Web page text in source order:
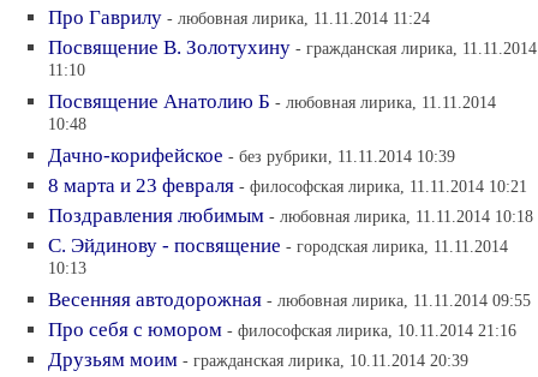
Про Гаврилу - любовная лирика, 11.11.2014 11:24
Посвящение В. Золотухину - гражданская лирика, 11.11.2014
11:10
Посвящение Анатолию Б - любовная лирика, 11.11.2014
10:48
Дачно-корифейское - без рубрики, 11.11.2014 10:39
8 марта и 23 февраля - философская лирика, 11.11.2014 10:21
Поздравления любимым - любовная лирика, 11.11.2014 10:18
С. Эйдинову - посвящение - городская лирика, 11.11.2014
10:13
Весенняя автодорожная - любовная лирика, 11.11.2014 09:55
Про себя с юмором - философская лирика, 10.11.2014 21:16
Друзьям моим - гражданская лирика, 10.11.2014 20:39